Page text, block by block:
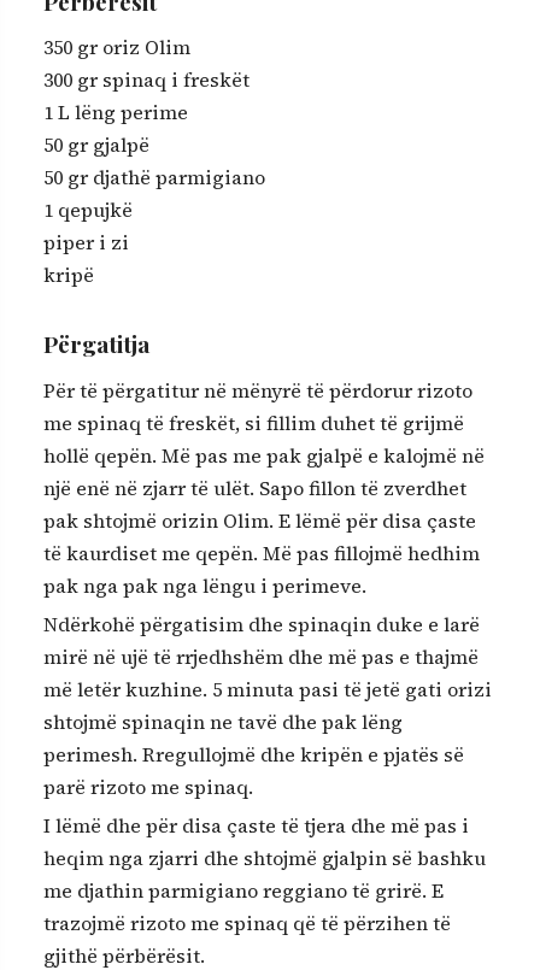
350 gr oriz Olim
300 gr spinaq i freskët
1L lëng perime
50 gr gjalpë
50 gr djathë parmigiano
1 qepujkë
piper i zi
kripë
Përgatitja
Për të përgatitur në mënyrë të përdorur rizoto
me spinaq të freskët, si fillim duhet të grijmë
hollë qepën. Më pas me pak gjalpë e kalojmë në
një enë në zjarr të ulët. Sapo fillon të zverdhet
pak shtojmë orizin Olim. E lëmë për disa çaste
të kaurdiset me qepën. Më pas fillojmë hedhim
pak nga pak nga lëngu i perimeve.
Ndërkohë përgatisim dhe spinaqin duke e larë
mirë në ujë të rrjedhshëm dhe më pas e thajmë
më letër kuzhine. 5 minuta pasi të jetë gati orizi
shtojmë spinaqin ne tavë dhe pak lëng
perimesh. Rregullojmë dhe kripën e pjatës së
parë rizoto me spinaq.
I lëmë dhe për disa çaste të tjera dhe më pas i
heqim nga zjarri dhe shtojmë gjalpin së bashku
me djathin parmigiano reggiano të grirë. E
trazojmë rizoto me spinaq që të përzihen të
gjithë përbërësit.